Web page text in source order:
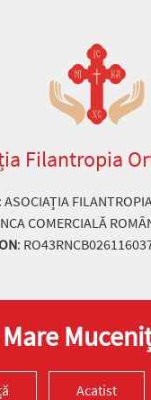
Filantropia
ASOCIAȚIA
COMERCIALĂ
:
Acatist